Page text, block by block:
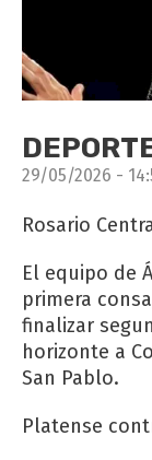
29/05/2026 -
Rosario
El equipo de
primera
finalizar
horizonte a
San Pablo.
Platense